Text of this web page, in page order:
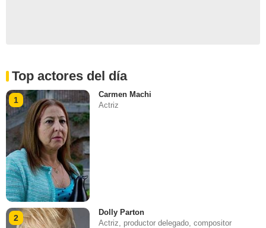
Top actores del día
1
Carmen Machi
Actriz
2
Dolly Parton
Actriz, productor delegado, compositor